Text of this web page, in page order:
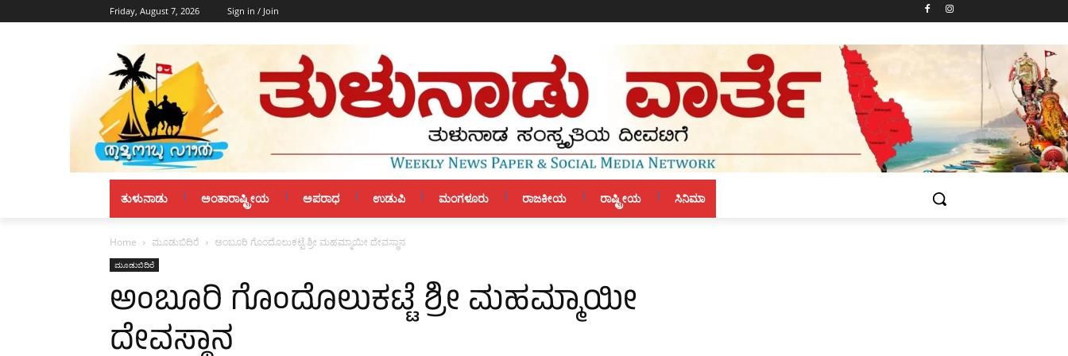
Friday, August 7, 2026 Sign in / Join
ತುಳುನಾಡು ಅಂತಾರಾಷ್ಟ್ರೀಯ ಅಪರಾಧ ಉಡುಪಿ ಮಂಗಳೂರು ರಾಜಕೀಯ ರಾಷ್ಟ್ರೀಯ ಸಿನಿಮಾ
Home ಮೂಡುಬಿದಿರೆ ಅಂಬೂರಿ ಗೊಂದೊಲುಕಟ್ಟೆ ಶ್ರೀ ಮಹಮ್ಮಾಯೀ ದೇವಸ್ಥಾನ
ಮೂಡುಬಿದಿರೆ
ಅಂಬೂರಿ ಗೊಂದೊಲುಕಟ್ಟೆ ಶ್ರೀ ಮಹಮ್ಮಾಯೀ
ದೇವಸ್ಥಾನ